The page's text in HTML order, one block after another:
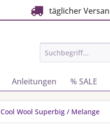
täglicher
Anleitungen % SALE
Cool Wool Superbig / Melange